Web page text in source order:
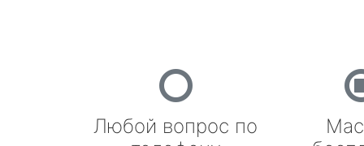
Любой вопрос по